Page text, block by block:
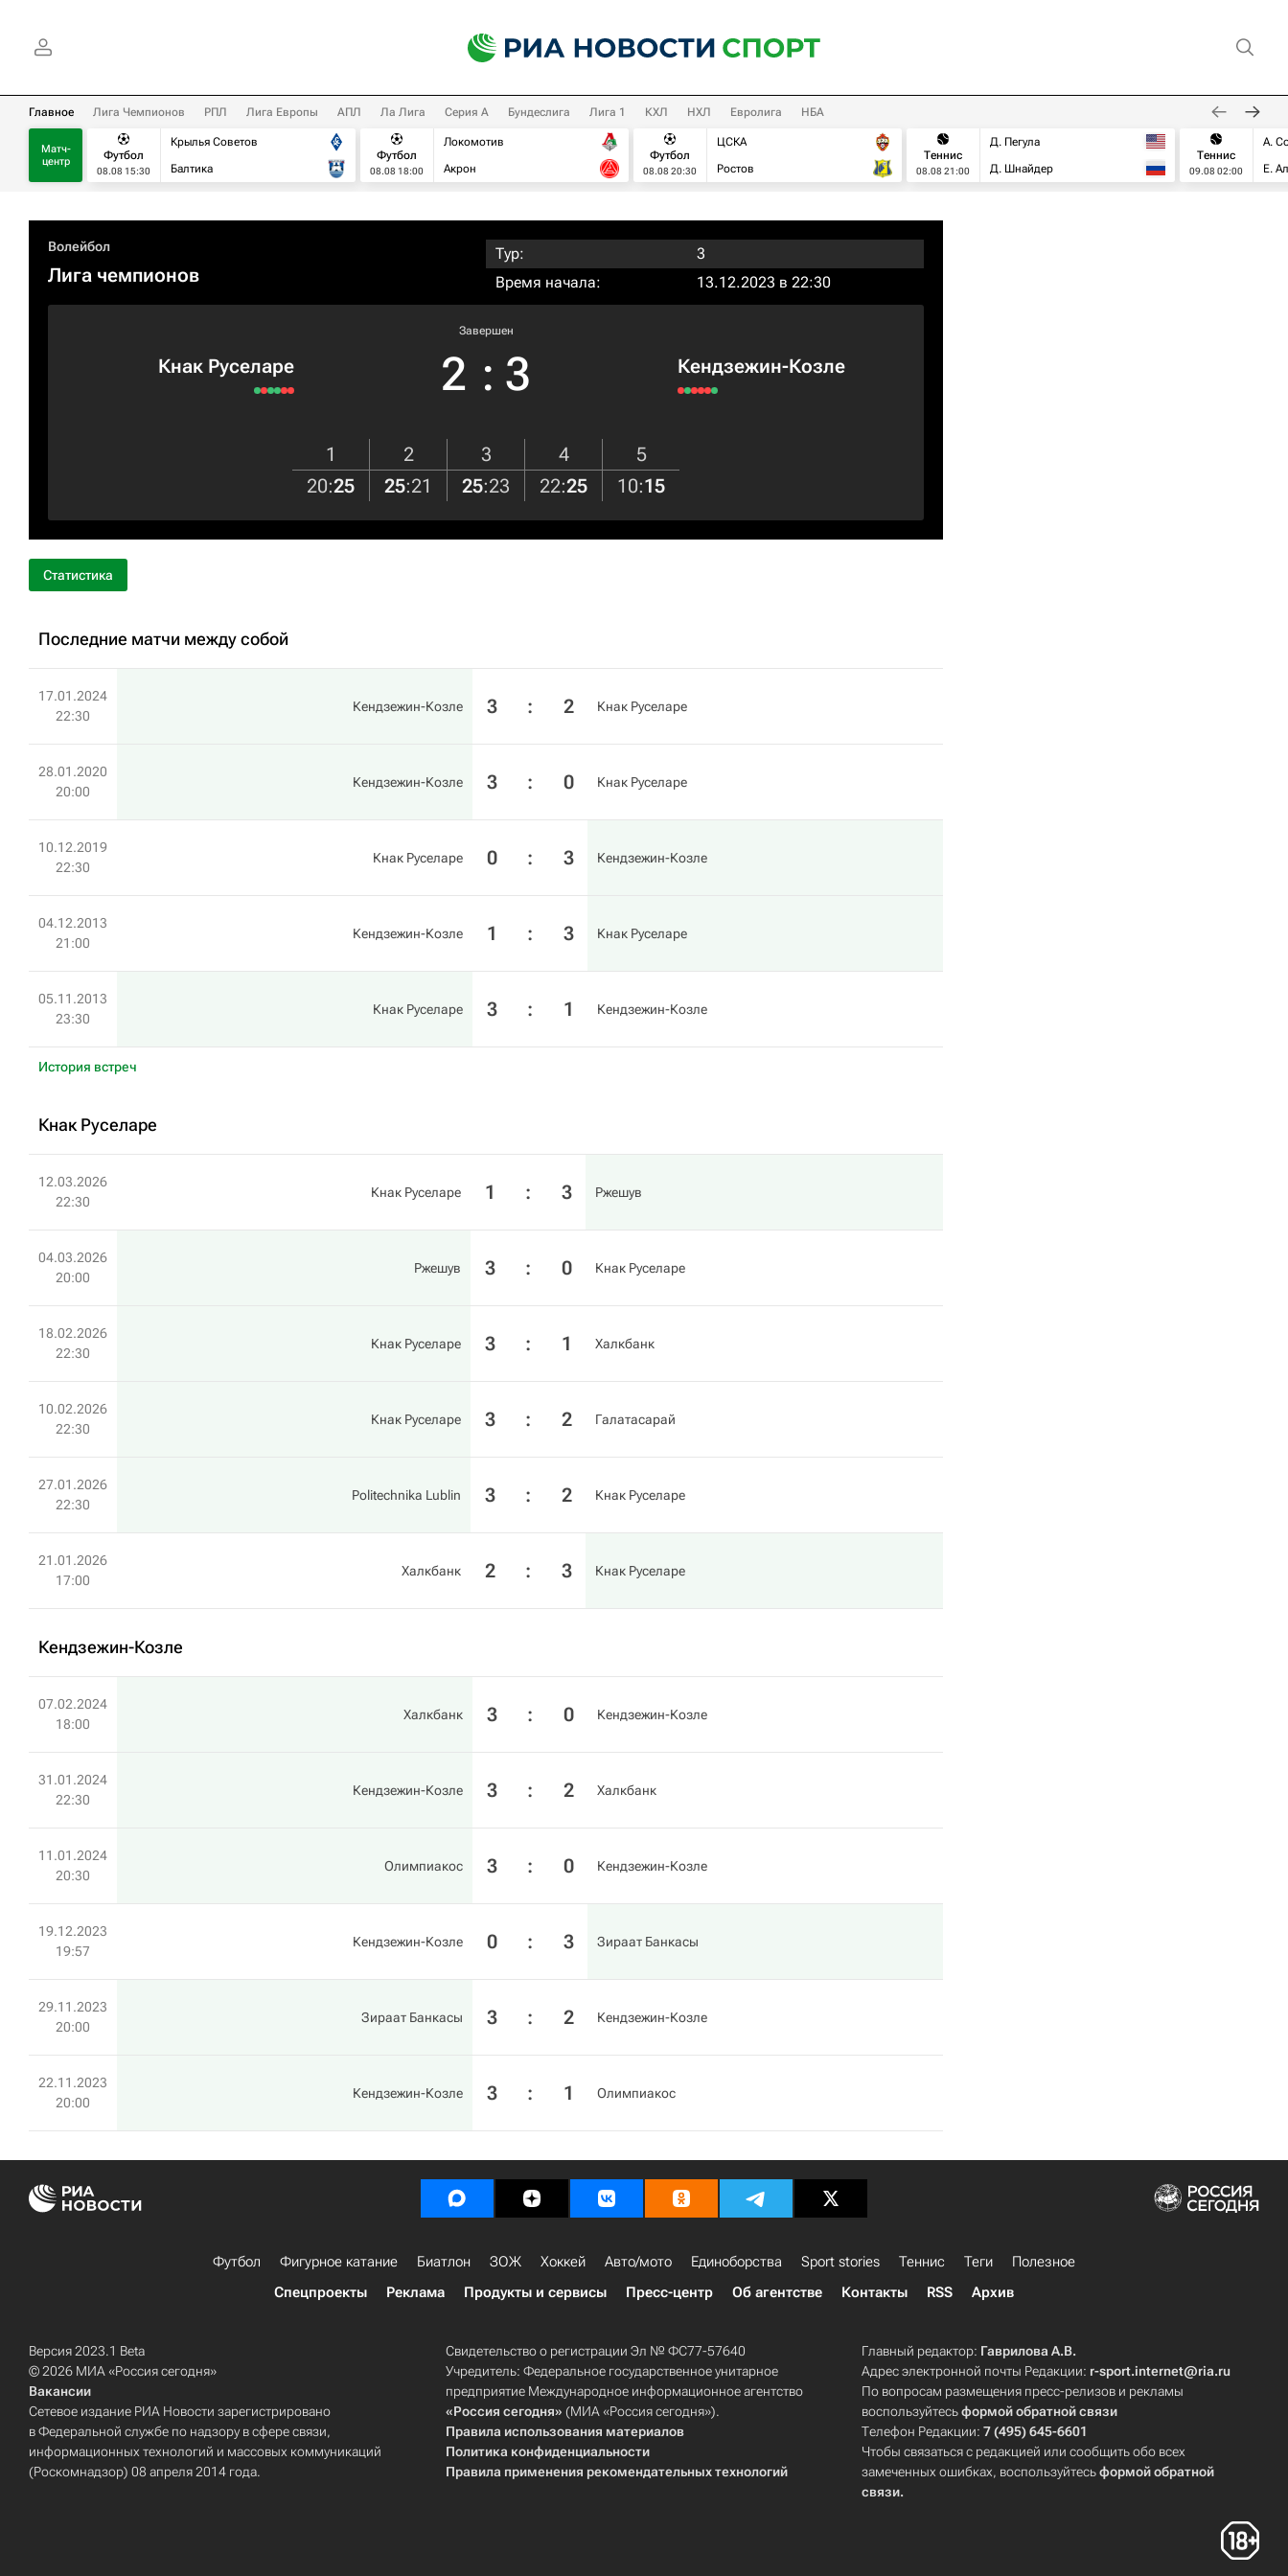
Главное Лига Чемпионов РПЛ Лига Европы АПЛ Ла Лига Серия А Бундеслига Лига 1 КХЛ НХЛ Евролига НБА
Матч-
центр
Футбол
08.08 15:30
Крылья Советов
Балтика
Футбол
08.08 18:00
Локомотив
Акрон
Футбол
08.08 20:30
ЦСКА
Ростов
Теннис
08.08 21:00
Д. Пегула
Д. Шнайдер
Теннис
09.08 02:00
А.
Е.
Волейбол
Лига чемпионов
Тур:
3
Время начала:
13.12.2023 в 22:30
Кнак Руселаре
Завершен
2 : 3 Кендзежин-Козле
1 2 3 4
5
20:25 25:21 25:23 22:25 10:15
Статистика
Последние матчи между собой
17.01.2024
22:30
Кендзежин-Козле 3 : 2 Кнак Руселаре
28.01.2020
20:00
Кендзежин-Козле 3 : 0 Кнак Руселаре
10.12.2019
22:30
Кнак Руселаре 0 : 3 Кендзежин-Козле
04.12.2013
21:00
Кендзежин-Козле 1 : 3 Кнак Руселаре
05.11.2013
23:30
Кнак Руселаре 3 : 1 Кендзежин-Козле
История встреч
Кнак Руселаре
12.03.2026
22:30
Кнак Руселаре 1 : 3 Ржешув
04.03.2026
20:00
Ржешув 3 : 0 Кнак Руселаре
18.02.2026
22:30
Кнак Руселаре 3 : 1 Халкбанк
10.02.2026
22:30
Кнак Руселаре 3 : 2 Галатасарай
27.01.2026
22:30
Politechnika Lublin 3 : 2 Кнак Руселаре
21.01.2026
17:00
Халкбанк 2 : 3 Кнак Руселаре
Кендзежин-Козле
07.02.2024
18:00
Халкбанк 3 : 0 Кендзежин-Козле
31.01.2024
22:30
Кендзежин-Козле 3 : 2 Халкбанк
11.01.2024
20:30
Олимпиакос 3 : 0 Кендзежин-Козле
19.12.2023
19:57
Кендзежин-Козле 0 : 3 Зираат Банкасы
29.11.2023
20:00
Зираат Банкасы 3 : 2 Кендзежин-Козле
22.11.2023
20:00
Кендзежин-Козле 3 : 1 Олимпиакос
Футбол Фигурное катание Биатлон ЗОЖ Хоккей Авто/мото Единоборства Sport stories Теннис Теги
Полезное
Спецпроекты
Реклама Продукты и сервисы Пресс-центр Об агентстве Контакты RSS Архив
Версия 2023.1 Beta
© 2026 МИА «Россия сегодня»
Вакансии
Сетевое издание РИА Новости зарегистрировано
в Федеральной службе по надзору в сфере связи,
информационных технологий и массовых коммуникаций
(Роскомнадзор) 08 апреля 2014 года.
Свидетельство о регистрации Эл № ФС77-57640
Учредитель: Федеральное государственное унитарное
предприятие Международное информационное агентство
«Россия сегодня» (МИА «Россия сегодня»).
Правила использования материалов
Политика конфиденциальности
Правила применения рекомендательных технологий
Главный редактор: Гаврилова А.В.
Адрес электронной почты Редакции: r-sport.internet@ria.ru
По вопросам размещения пресс-релизов и рекламы
воспользуйтесьформой обратной связи
Телефон Редакции:7 (495) 645-6601
Чтобы связаться с редакцией или сообщить обо всех
замеченных ошибках, воспользуйтесьформой обратной
связи.